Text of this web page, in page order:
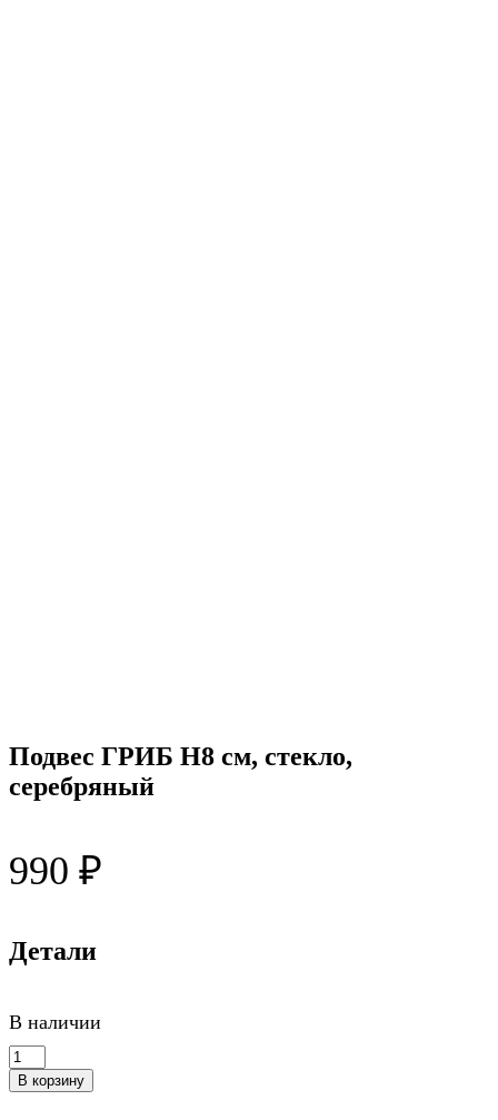
Подвес ГРИБ H8 см, стекло,
серебряный
990 ₽
Детали
В наличии
Количество
товара
Подвес
В корзину